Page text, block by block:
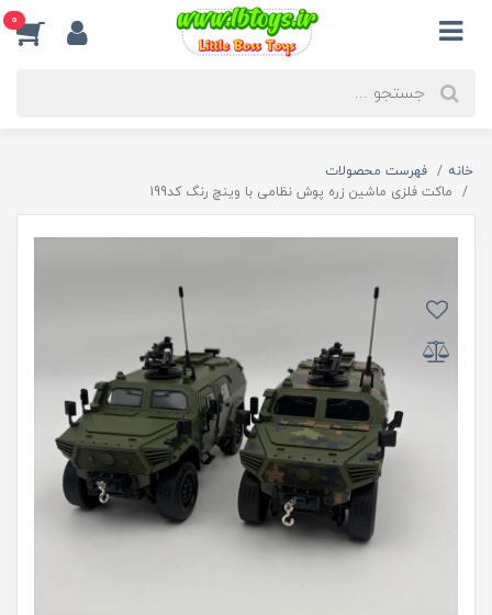
0
خانه
فهرست محصولات
ماکت فلزی ماشین زره پوش نظامی با وینچ رنگ کد199